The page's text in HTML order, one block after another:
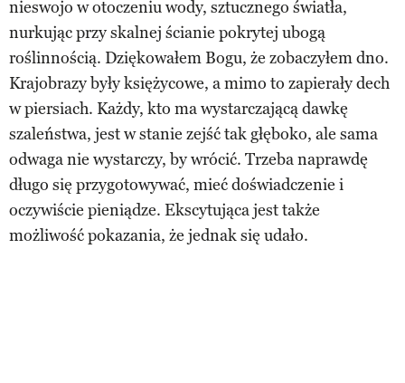
nieswojo w otoczeniu wody, sztucznego światła,
nurkując przy skalnej ścianie pokrytej ubogą
roślinnością. Dziękowałem Bogu, że zobaczyłem dno.
Krajobrazy były księżycowe, a mimo to zapierały dech
w piersiach. Każdy, kto ma wystarczającą dawkę
szaleństwa, jest w stanie zejść tak głęboko, ale sama
odwaga nie wystarczy, by wrócić. Trzeba naprawdę
długo się przygotowywać, mieć doświadczenie i
oczywiście pieniądze. Ekscytująca jest także
możliwość pokazania, że jednak się udało.